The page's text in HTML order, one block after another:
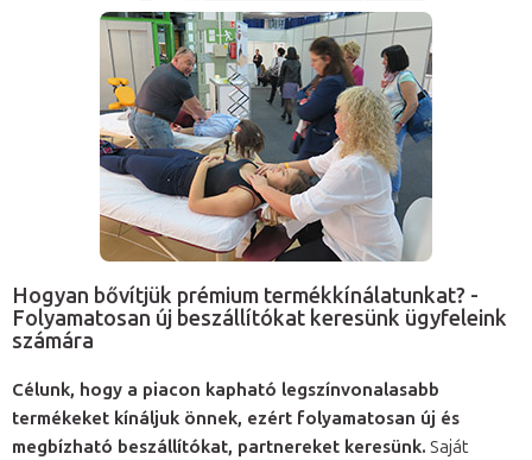
Hogyan bővítjük prémium termékkínálatunkat? -
Folyamatosan új beszállítókat keresünk ügyfeleink
számára
Célunk, hogy a piacon kapható legszínvonalasabb
termékeket kínáljuk önnek, ezért folyamatosan új és
megbízható beszállítókat, partnereket keresünk. Saját